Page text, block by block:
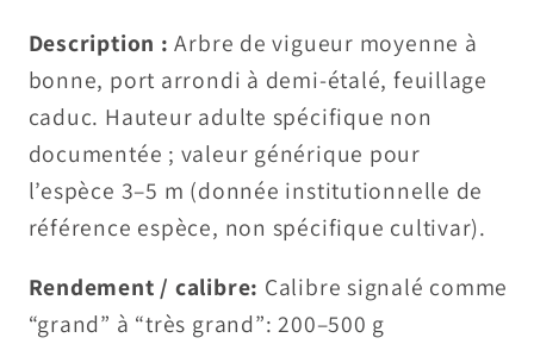
Description :Arbre de vigueur moyenne à
bonne, port arrondi à demi-étalé, feuillage
caduc. Hauteur adulte spécifique non
documentée ; valeur générique pour
l’espèce 3–5 m (donnée institutionnelle de
référence espèce, non spécifique cultivar).
Rendement / calibre: Calibre signalé comme
“grand” à “très grand”: 200–500 g